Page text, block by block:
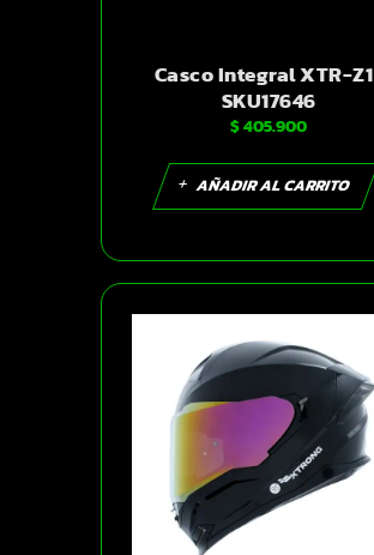
Casco Integral XTR-Z1 |
SKU17646
$ 405.900
AÑADIR AL CARRITO